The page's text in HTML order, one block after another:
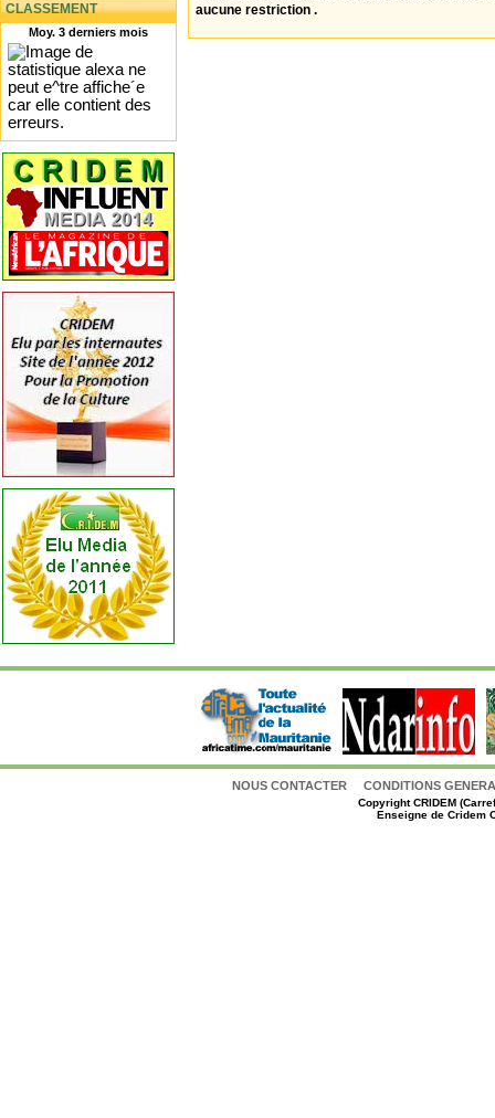
CLASSEMENT
Moy. 3 derniers mois
aucune restriction .
NOUS CONTACTER CONDITIONS
CopyrightCRIDEM
Enseigne de Cridem